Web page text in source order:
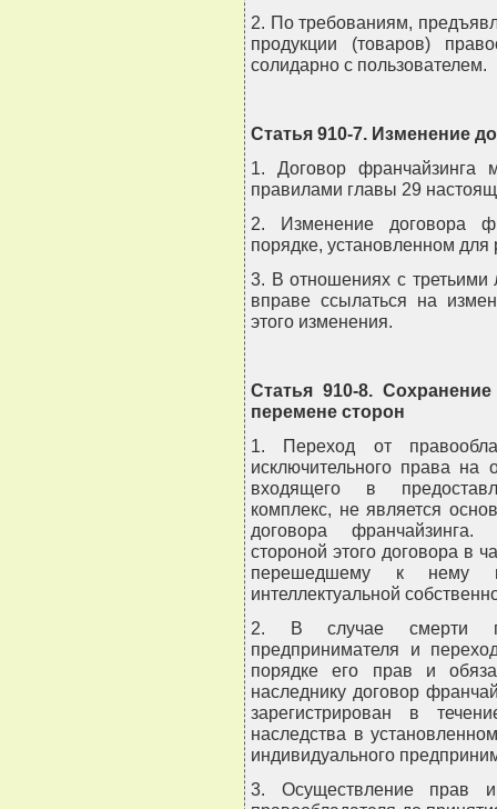
2. По требованиям,
продукции (товаров)
солидарно с пользователем.
Статья 910-7. Изменение
1. Договор франчайзинга
правилами главы 29
2. Изменение договора
порядке, установленном для
3. В отношениях с третьими
вправе ссылаться на
этого изменения.
Статья 910-8.
перемене сторон
1. Переход от
исключительного права на
входящего в
комплекс, не является
договора франчайзинга.
стороной этого договора в
перешедшему к нему
интеллектуальной
2. В случае смерти
предпринимателя и
порядке его прав и
наследнику договор
зарегистрирован в
наследства в
индивидуального
3. Осуществление прав и